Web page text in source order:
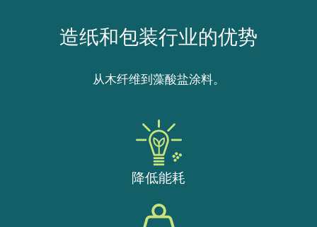
造纸和包装行业的优势
从木纤维到藻酸盐涂料。
降低能耗